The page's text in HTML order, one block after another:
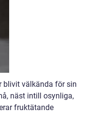
blivit välkända för sin
näst intill osynliga,
fruktätande